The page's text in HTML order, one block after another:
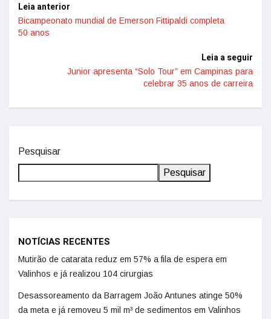
Leia anterior
Bicampeonato mundial de Emerson Fittipaldi completa
50 anos
Leia a seguir
Junior apresenta “Solo Tour” em Campinas para
celebrar 35 anos de carreira
Pesquisar
Pesquisar
NOTÍCIAS RECENTES
Mutirão de catarata reduz em 57% a fila de espera em
Valinhos e já realizou 104 cirurgias
Desassoreamento da Barragem João Antunes atinge 50%
da meta e já removeu 5 mil m³ de sedimentos em Valinhos